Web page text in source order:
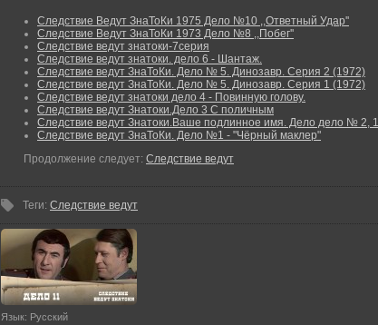
Следствие Ведут ЗнаТоКи 1975 Дело №10 ,,Ответный Удар''
Следствие Ведут ЗнаТоКи 1973 Дело №8 ,,Побег''
Следствие ведут знатоки-7серия
Следствие ведут знатоки. дело 6 - Шантаж.
Следствие ведут ЗнаТоКи. Дело № 5. Динозавр. Серия 2 (1972)
Следствие ведут ЗнаТоКи. Дело № 5. Динозавр. Серия 1 (1972)
Следствие ведут знатоки дело 4 - Повинную голову.
Следствие ведут Знатоки.Дело 3 С поличным
Следствие ведут Знатоки.Ваше подлинное имя. Дело дело № 2,
Следствие ведут ЗнаТоКи. Дело №1 - "Чёрный маклер"
Продолжение следует: Следствие ведут
Теги: Следствие ведут
Язык: Русский